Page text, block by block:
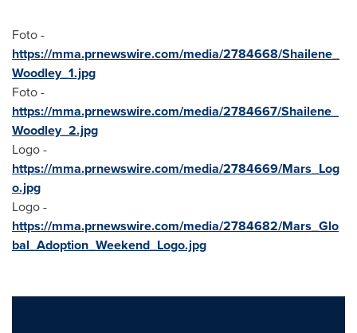
Foto -
https://mma.prnewswire.com/media/2784668/Shailene_
Woodley_1.jpg
Foto -
https://mma.prnewswire.com/media/2784667/Shailene_
Woodley_2.jpg
Logo -
https://mma.prnewswire.com/media/2784669/Mars_Log
o.jpg
Logo -
https://mma.prnewswire.com/media/2784682/Mars_Glo
bal_Adoption_Weekend_Logo.jpg